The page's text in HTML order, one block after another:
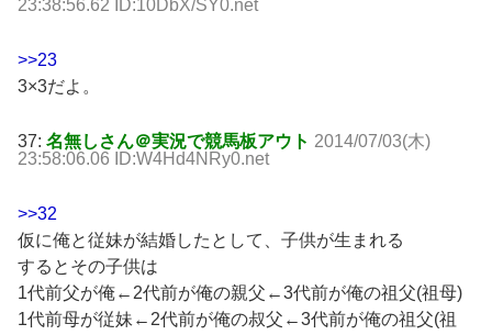
23:38:56.62 ID:10DbX/SY0.net
>>23
3×3だよ。
37: 名無しさん＠実況で競馬板アウト 2014/07/03(木)
23:58:06.06 ID:W4Hd4NRy0.net
>>32
仮に俺と従妹が結婚したとして、子供が生まれる
するとその子供は
1代前父が俺←2代前が俺の親父←3代前が俺の祖父(祖母)
1代前母が従妹←2代前が俺の叔父←3代前が俺の祖父(祖